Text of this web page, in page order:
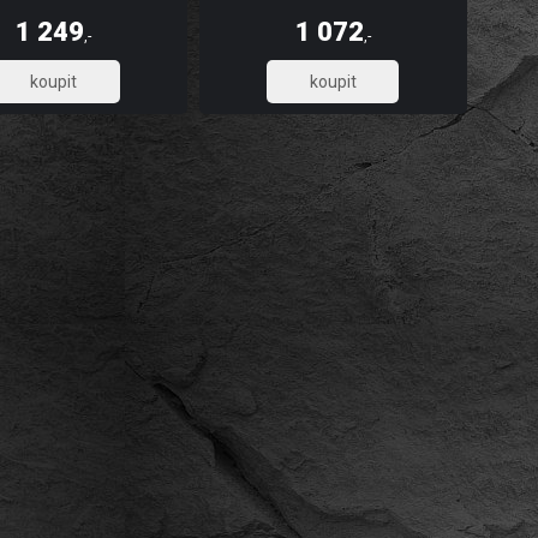
Skládá se z 5 pruhů.
1 249,-
1 032,23
digitálnímu tisku. Skládá se ze 3 pruhů.
1 072,-
885,95